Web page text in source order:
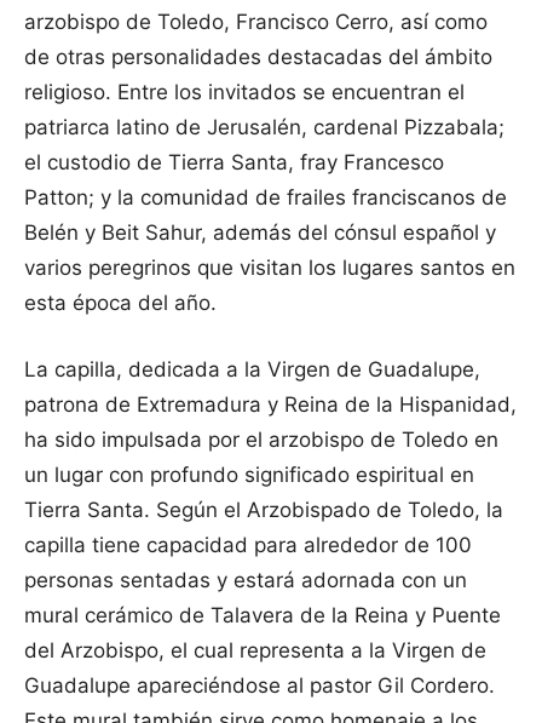
arzobispo de Toledo, Francisco Cerro, así como
de otras personalidades destacadas del ámbito
religioso. Entre los invitados se encuentran el
patriarca latino de Jerusalén, cardenal Pizzabala;
el custodio de Tierra Santa, fray Francesco
Patton; y la comunidad de frailes franciscanos de
Belén y Beit Sahur, además del cónsul español y
varios peregrinos que visitan los lugares santos en
esta época del año.
La capilla, dedicada a la Virgen de Guadalupe,
patrona de Extremadura y Reina de la Hispanidad,
ha sido impulsada por el arzobispo de Toledo en
un lugar con profundo significado espiritual en
Tierra Santa. Según el Arzobispado de Toledo, la
capilla tiene capacidad para alrededor de 100
personas sentadas y estará adornada con un
mural cerámico de Talavera de la Reina y Puente
del Arzobispo, el cual representa a la Virgen de
Guadalupe apareciéndose al pastor Gil Cordero.